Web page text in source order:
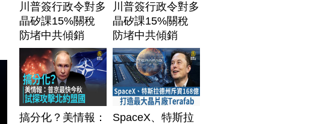
川普簽行政令對多
晶矽課15%關稅
防堵中共傾銷
川普簽行政令對多
晶矽課15%關稅
防堵中共傾銷
搞分化？美情報：
SpaceX、特斯拉